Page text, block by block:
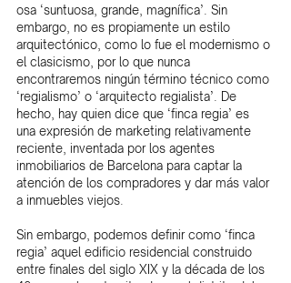
osa ‘suntuosa, grande, magnífica’. Sin
embargo, no es propiamente un estilo
arquitectónico, como lo fue el modernismo o
el clasicismo, por lo que nunca
encontraremos ningún término técnico como
‘regialismo’ o ‘arquitecto regialista’. De
hecho, hay quien dice que ‘finca regia’ es
una expresión de marketing relativamente
reciente, inventada por los agentes
inmobiliarios de Barcelona para captar la
atención de los compradores y dar más valor
a inmuebles viejos.
Sin embargo, podemos definir como ‘finca
regia’ aquel edificio residencial construido
entre finales del siglo XIX y la década de los